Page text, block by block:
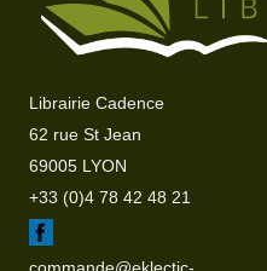
Librairie Cadence
62 rue St Jean
69005 LYON
+33 (0)4 78 42 48 21